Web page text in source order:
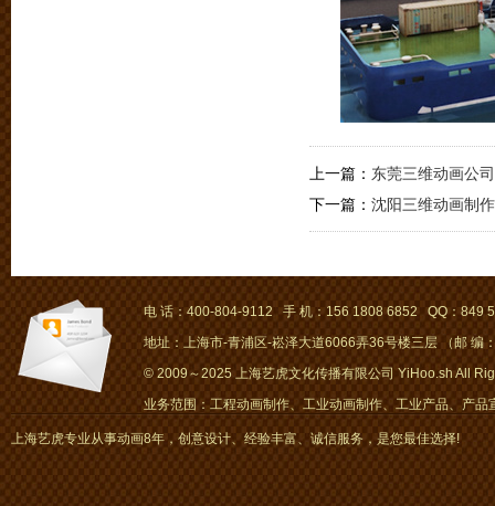
上一篇： 东莞三维动画公
下一篇： 沈阳三维动画制
电 话：400-804-9112 手 机：156 1808 6852 QQ：849
地址：上海市-青浦区-崧泽大道6066弄36号楼三层 （邮 编
© 2009～2025 上海艺虎文化传播有限公司 YiHoo.sh All
业务范围：工程动画制作、工业动画制作、工业产品、产
画、mg动画
上海艺虎专业从事动画8年，创意设计、经验丰富、诚信服务，是您最佳选择!